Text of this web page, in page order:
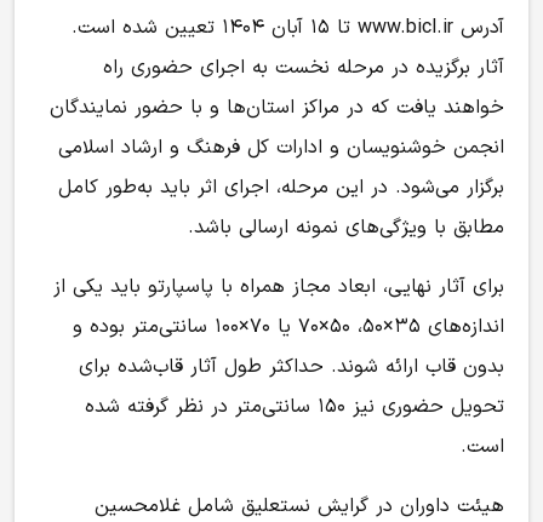
آدرس www.bicl.ir تا ۱۵ آبان‌ ۱۴۰۴ تعیین شده است.
آثار برگزیده در مرحله نخست به اجرای حضوری راه
خواهند یافت که در مراکز استان‌ها و با حضور نمایندگان
انجمن خوشنویسان و ادارات کل فرهنگ و ارشاد اسلامی
برگزار می‌شود. در این مرحله، اجرای اثر باید به‌طور کامل
مطابق با ویژگی‌های نمونه ارسالی باشد.
برای آثار نهایی، ابعاد مجاز همراه با پاسپارتو باید یکی از
اندازه‌های ۳۵×۵۰، ۵۰×۷۰ یا ۷۰×۱۰۰ سانتی‌متر بوده و
بدون قاب ارائه شوند. حداکثر طول آثار قاب‌شده برای
تحویل حضوری نیز ۱۵۰ سانتی‌متر در نظر گرفته شده
است.
هیئت داوران در گرایش نستعلیق شامل غلامحسین